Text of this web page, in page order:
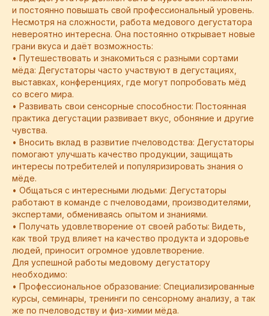
и постоянно повышать свой профессиональный уровень.
Несмотря на сложности, работа медового дегустатора
невероятно интересна. Она постоянно открывает новые
грани вкуса и даёт возможность:
• Путешествовать и знакомиться с разными сортами
мёда: Дегустаторы часто участвуют в дегустациях,
выставках, конференциях, где могут попробовать мёд
со всего мира.
• Развивать свои сенсорные способности: Постоянная
практика дегустации развивает вкус, обоняние и другие
чувства.
• Вносить вклад в развитие пчеловодства: Дегустаторы
помогают улучшать качество продукции, защищать
интересы потребителей и популяризировать знания о
мёде.
• Общаться с интересными людьми: Дегустаторы
работают в команде с пчеловодами, производителями,
экспертами, обмениваясь опытом и знаниями.
• Получать удовлетворение от своей работы: Видеть,
как твой труд влияет на качество продукта и здоровье
людей, приносит огромное удовлетворение.
Для успешной работы медовому дегустатору
необходимо:
• Профессиональное образование: Специализированные
курсы, семинары, тренинги по сенсорному анализу, а так
же по пчеловодству и физ-химии мёда.